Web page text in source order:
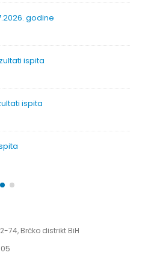
godine
ispita
ispita
74, Brčko distrikt BiH